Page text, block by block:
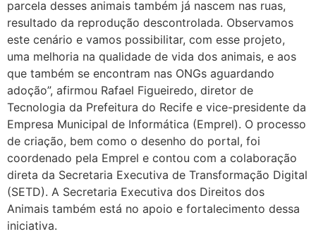
parcela desses animais também já nascem nas ruas,
resultado da reprodução descontrolada. Observamos
este cenário e vamos possibilitar, com esse projeto,
uma melhoria na qualidade de vida dos animais, e aos
que também se encontram nas ONGs aguardando
adoção”, afirmou Rafael Figueiredo, diretor de
Tecnologia da Prefeitura do Recife e vice-presidente da
Empresa Municipal de Informática (Emprel). O processo
de criação, bem como o desenho do portal, foi
coordenado pela Emprel e contou com a colaboração
direta da Secretaria Executiva de Transformação Digital
(SETD). A Secretaria Executiva dos Direitos dos
Animais também está no apoio e fortalecimento dessa
iniciativa.